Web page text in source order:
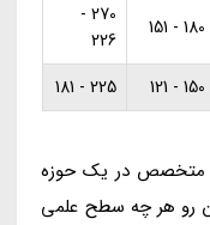
180 - 151
270 -
226
150 - 121
225 - 181
و متخصص در یک حوزه
رو هر چه سطح علمی